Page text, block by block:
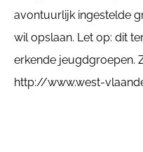
avontuurlijk ingestelde
wil opslaan. Let op: dit
erkende jeugdgroepen.
http://www.west-